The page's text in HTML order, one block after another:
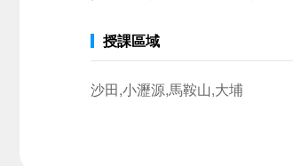
授課區域
沙田,小瀝源,馬鞍山,大埔